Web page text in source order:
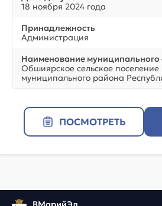
18 ноября 2024 года
Принадлежность
Администрация
Наименование муниципального
Обшиярское сельское поселение
муниципального района
ПОСМОТРЕТЬ